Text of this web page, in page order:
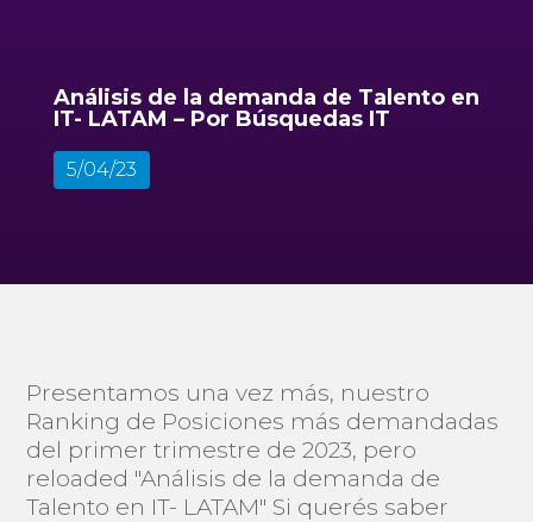
Análisis de la demanda de Talento en
IT- LATAM – Por Búsquedas IT
5/04/23
Presentamos una vez más, nuestro
Ranking de Posiciones más demandadas
del primer trimestre de 2023, pero
reloaded "Análisis de la demanda de
Talento en IT- LATAM" Si querés saber